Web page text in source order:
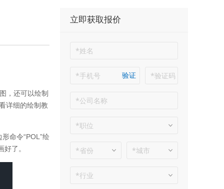
，还可以绘制
详细的绘制教
命令“POL”绘
了。
立即获取报价
验证